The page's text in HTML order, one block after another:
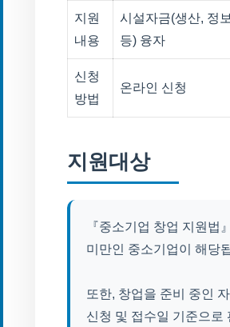
지원
내용
시설자금(생산, 정
등) 융자
신청
방법
온라인 신청
지원대상
『중소기업 창업 지원법
미만인 중소기업이 해당
또한, 창업을 준비 중인
신청 및 접수일 기준으로